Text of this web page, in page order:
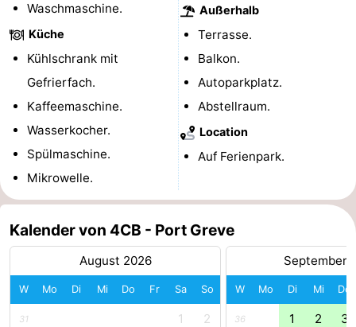
Spielplätze
Indoor-
Spielplätze
-
Bowling
Minigolfplätze
Wellness-
Zentren
Dörfer
&
Städte
Natur
Führungen
-
Waschmaschine.
Küche
Kühlschrank mit
Gefrierfach.
Kaffeemaschine.
Wasserkocher.
Spülmaschine.
Mikrowelle.
Außerhalb
Terrasse.
Balkon.
Autoparkplatz.
Abstellraum.
Location
Auf Ferienpark.
Kalender von 4CB - Port Greve
August 2026
W Mo Di Mi Do Fr Sa So
31 1 2
September
W Mo Di Mi Do
36 1 2 3